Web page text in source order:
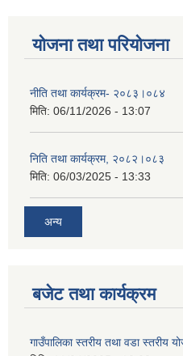
योजना तथा परियोजना
नीति तथा कार्यक्रम- २०८३।०८४
मिति: 06/11/2026 - 13:07
निति तथा कार्यक्रम, २०८२।०८३
मिति: 06/03/2025 - 13:33
अन्य
बजेट तथा कार्यक्रम
गाउँपालिका स्तरीय तथा वडा स्तरीय